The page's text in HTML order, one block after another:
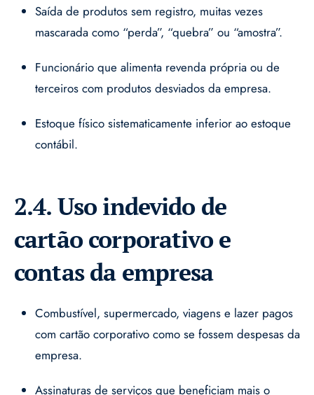
Saída de produtos sem registro, muitas vezes
mascarada como “perda”, “quebra” ou “amostra”.
Funcionário que alimenta revenda própria ou de
terceiros com produtos desviados da empresa.
Estoque físico sistematicamente inferior ao estoque
contábil.
2.4. Uso indevido de
cartão corporativo e
contas da empresa
Combustível, supermercado, viagens e lazer pagos
com cartão corporativo como se fossem despesas da
empresa.
Assinaturas de serviços que beneficiam mais o